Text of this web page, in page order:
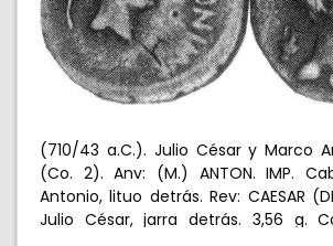
(710/43 a.C.). Julio César y Marco
(Co. 2). Anv: (M.) ANTON. IMP.
Antonio, lituo detrás. Rev: CAESAR
Julio César, jarra detrás. 3,56 g.